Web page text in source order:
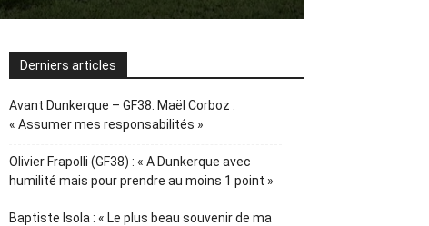
Derniers articles
Avant Dunkerque – GF38. Maël Corboz :
« Assumer mes responsabilités »
Olivier Frapolli (GF38) : « A Dunkerque avec
humilité mais pour prendre au moins 1 point »
Baptiste Isola : « Le plus beau souvenir de ma